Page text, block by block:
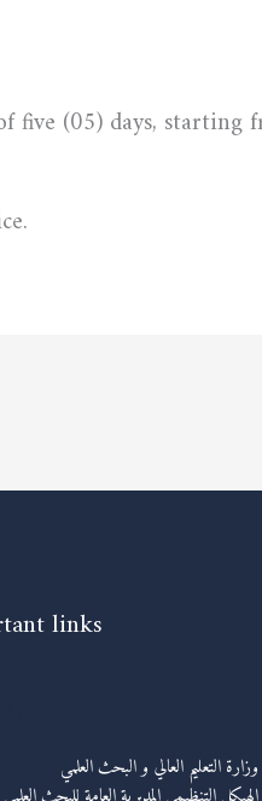
five (05) days, starting
links
وزارة التعليم العالي و البحث العلمي